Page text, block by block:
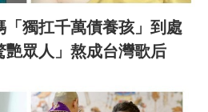
「獨扛千萬債養孩」到處
眾人」熬成台灣歌后